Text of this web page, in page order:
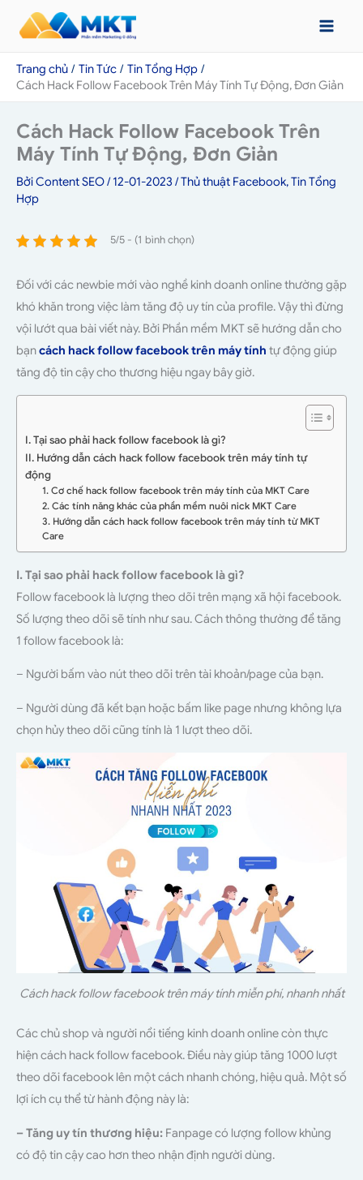
dungTrang chủ Tin Tức
Tin Tổng Hợp
Cách Hack Follow Facebook Trên Máy Tính Tự Động, Đơn Giản
Cách Hack Follow Facebook Trên
Máy Tính Tự Động, Đơn Giản
BởiContent SEO/12-01-2023 /Thủ thuật Facebook,Tin Tổng
Hợp
5/5 - (1 bình chọn)
Đối với các newbie mới vào nghề kinh doanh online thường gặp
khó khăn trong việc làm tăng độ uy tín của profile. Vậy thì đừng
vội lướt qua bài viết này. Bởi Phần mềm MKT sẽ hướng dẫn cho
bạncách hack follow facebook trên máy tính tự động giúp
tăng độ tin cậy cho thương hiệu ngay bây giờ.
I. Tại sao phải hack follow facebook là gì?
II. Hướng dẫn cách hack follow facebook trên máy tính tự
động
1. Cơ chế hack follow facebook trên máy tính của MKT Care
2. Các tính năng khác của phần mềm nuôi nick MKT Care
3. Hướng dẫn cách hack follow facebook trên máy tính từ MKT
Care
I. Tại sao phải hack follow facebook là gì?
Follow facebook là lượng theo dõi trên mạng xã hội facebook.
Số lượng theo dõi sẽ tính như sau. Cách thông thường để tăng
1 follow facebook là:
– Người bấm vào nút theo dõi trên tài khoản/page của bạn.
– Người dùng đã kết bạn hoặc bấm like page nhưng không lựa
chọn hủy theo dõi cũng tính là 1 lượt theo dõi.
Cách hack follow facebook trên máy tính miễn phí, nhanh nhất
Các chủ shop và người nổi tiếng kinh doanh online còn thực
hiện cách hack follow facebook. Điều này giúp tăng 1000 lượt
theo dõi facebook lên một cách nhanh chóng, hiệu quả. Một số
lợi ích cụ thể từ hành động này là:
– Tăng uy tín thương hiệu: Fanpage có lượng follow khủng
có độ tin cậy cao hơn theo nhận định người dùng.